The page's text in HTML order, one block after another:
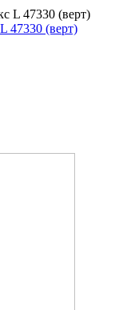
47330 (верт)